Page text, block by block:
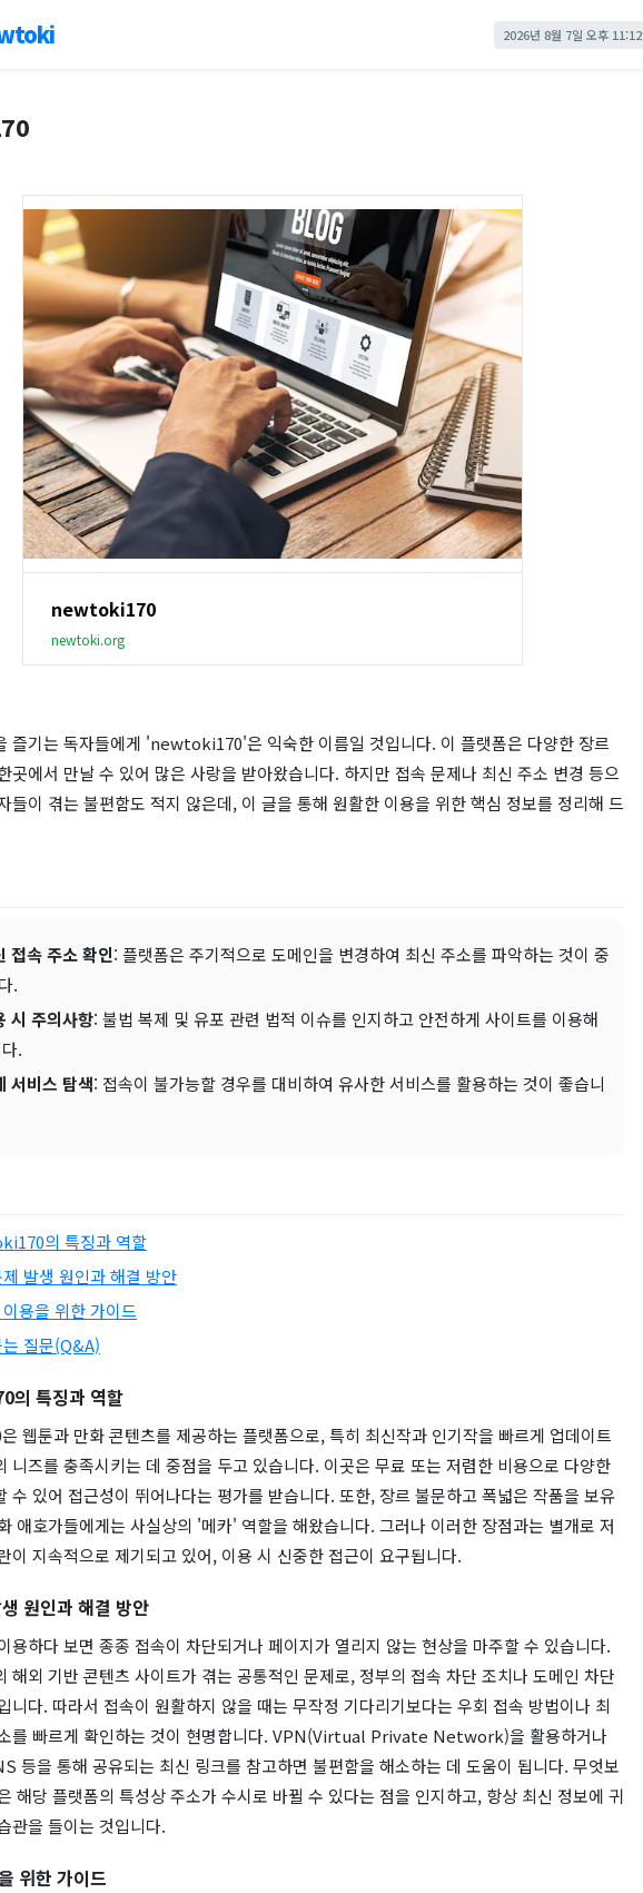
2026년 8월 7일 오후 11:12
newtoki170
newtoki.org
즐기는 독자들에게 'newtoki170'은 익숙한 이름일 것입니다. 이 플랫폼은 다양한 장르
곳에서 만날 수 있어 많은 사랑을 받아왔습니다. 하지만 접속 문제나 최신 주소 변경 등으
들이 겪는 불편함도 적지 않은데, 이 글을 통해 원활한 이용을 위한 핵심 정보를 정리해 드
접속 주소 확인: 플랫폼은 주기적으로 도메인을 변경하여 최신 주소를 파악하는 것이 중
.
시 주의사항: 불법 복제 및 유포 관련 법적 이슈를 인지하고 안전하게 사이트를 이용해
.
서비스 탐색: 접속이 불가능할 경우를 대비하여 유사한 서비스를 활용하는 것이 좋습니
의 특징과 역할
발생 원인과 해결 방안
용을 위한 가이드
질문(Q&A)
특징과 역할
웹툰과 만화 콘텐츠를 제공하는 플랫폼으로, 특히 최신작과 인기작을 빠르게 업데이트
니즈를 충족시키는 데 중점을 두고 있습니다. 이곳은 무료 또는 저렴한 비용으로 다양한
수 있어 접근성이 뛰어나다는 평가를 받습니다. 또한, 장르 불문하고 폭넓은 작품을 보유
애호가들에게는 사실상의 '메카' 역할을 해왔습니다. 그러나 이러한 장점과는 별개로 저
이 지속적으로 제기되고 있어, 이용 시 신중한 접근이 요구됩니다.
원인과 해결 방안
용하다 보면 종종 접속이 차단되거나 페이지가 열리지 않는 현상을 마주할 수 있습니다.
해외 기반 콘텐츠 사이트가 겪는 공통적인 문제로, 정부의 접속 차단 조치나 도메인 차단
니다. 따라서 접속이 원활하지 않을 때는 무작정 기다리기보다는 우회 접속 방법이나 최
를 빠르게 확인하는 것이 현명합니다. VPN(Virtual Private Network)을 활용하거나
등을 통해 공유되는 최신 링크를 참고하면 불편함을 해소하는 데 도움이 됩니다. 무엇보
해당 플랫폼의 특성상 주소가 수시로 바뀔 수 있다는 점을 인지하고, 항상 최신 정보에 귀
관을 들이는 것입니다.
위한 가이드